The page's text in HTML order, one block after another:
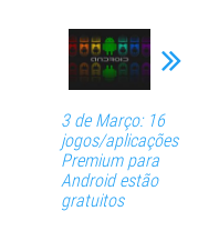
3 de Março: 16
jogos/aplicações
Premium para
Android estão
gratuitos